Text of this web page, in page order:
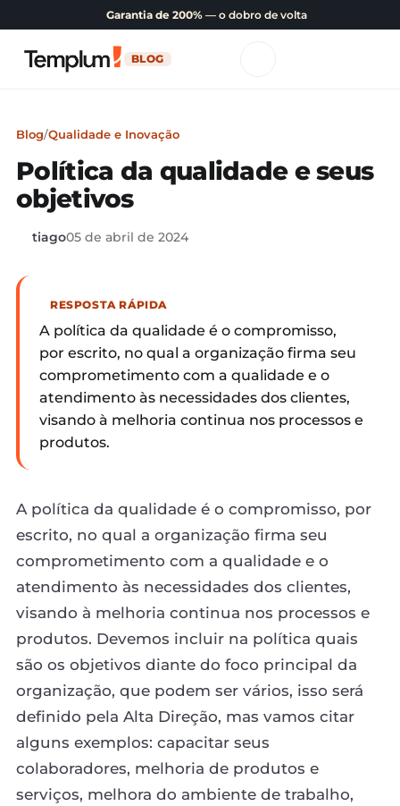
Garantia de 200% — o dobro de volta
BLOG
Blog/Qualidade e Inovação
Política da qualidade e seus
objetivos
tiago05 de abril de 2024
RESPOSTA RÁPIDA
A política da qualidade é o compromisso,
por escrito, no qual a organização firma seu
comprometimento com a qualidade e o
atendimento às necessidades dos clientes,
visando à melhoria continua nos processos e
produtos.
A política da qualidade é o compromisso, por
escrito, no qual a organização firma seu
comprometimento com a qualidade e o
atendimento às necessidades dos clientes,
visando à melhoria continua nos processos e
produtos. Devemos incluir na política quais
são os objetivos diante do foco principal da
organização, que podem ser vários, isso será
definido pela Alta Direção, mas vamos citar
alguns exemplos: capacitar seus
colaboradores, melhoria de produtos e
serviços, melhora do ambiente de trabalho,